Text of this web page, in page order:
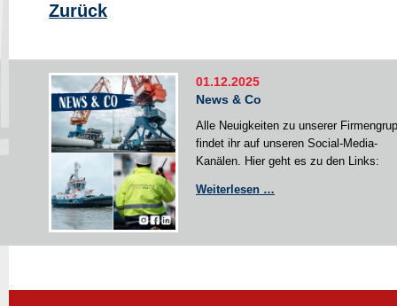
Zurück
01.12.2025
News & Co
Alle Neuigkeiten zu unserer
findet ihr auf unseren Social-Media-
Kanälen. Hier geht es zu den Links:
Weiterlesen …